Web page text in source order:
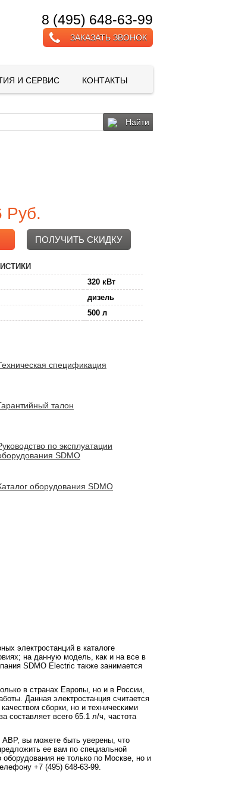
8 (495) 648-63-99
ЗАКАЗАТЬ ЗВОНОК
И СЕРВИС КОНТАКТЫ
Найти
Руб.
ПОЛУЧИТЬ СКИДКУ
320 кВт
дизель
500 л
спецификация
талон
по эксплуатации
SDMO
оборудования SDMO
электростанций в каталоге
на данную модель, как и на все в
SDMO Electric также занимается
в странах Европы, но и в России,
Данная электростанция считается
сборки, но и техническими
составляет всего 65.1 л/ч, частота
АВР, вы можете быть уверены, что
ее вам по специальной
не только по Москве, но и
+7 (495) 648-63-99.